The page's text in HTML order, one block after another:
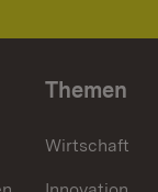
Themen
Wirtschaft